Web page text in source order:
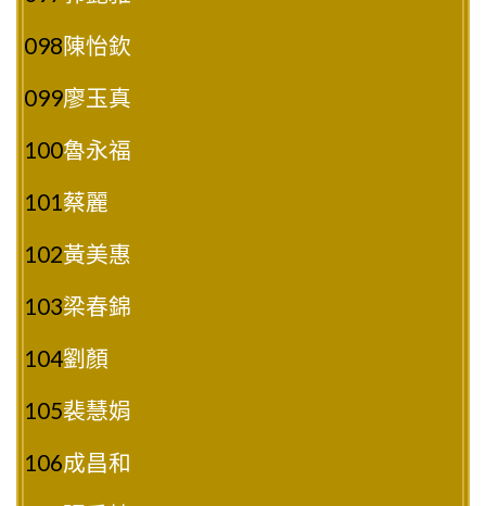
098陳怡欽
099廖玉真
100魯永福
101 蔡麗
102黃美惠
103梁春錦
104劉顏
105裴慧娟
106成昌和